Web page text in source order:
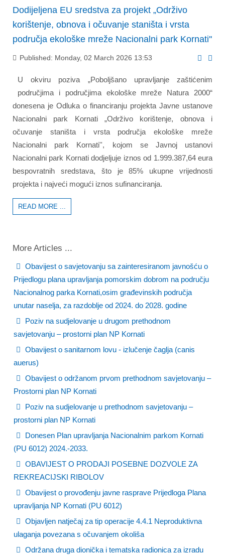
Dodijeljena EU sredstva za projekt „Održivo
korištenje, obnova i očuvanje staništa i vrsta
područja ekološke mreže Nacionalni park Kornati''
Published: Monday, 02 March 2026 13:53
U okviru poziva „Poboljšano upravljanje zaštićenim
područjima i područjima ekološke mreže Natura 2000“
donesena je Odluka o financiranju projekta Javne ustanove
Nacionalni park Kornati „Održivo korištenje, obnova i
očuvanje staništa i vrsta područja ekološke mreže
Nacionalni park Kornati'', kojom se Javnoj ustanovi
Nacionalni park Kornati dodjeljuje iznos od 1.999.387,64 eura
bespovratnih sredstava, što je 85% ukupne vrijednosti
projekta i najveći mogući iznos sufinanciranja.
READ MORE ...
More Articles ...
Obavijest o savjetovanju sa zainteresiranom javnošću o
Prijedlogu plana upravljanja pomorskim dobrom na području
Nacionalnog parka Kornati,osim građevinskih područja
unutar naselja, za razdoblje od 2024. do 2028. godine
Poziv na sudjelovanje u drugom prethodnom
savjetovanju – prostorni plan NP Kornati
Obavijest o sanitarnom lovu - izlučenje čaglja (canis
auerus)
Obavijest o održanom prvom prethodnom savjetovanju –
Prostorni plan NP Kornati
Poziv na sudjelovanje u prethodnom savjetovanju –
prostorni plan NP Kornati
Donesen Plan upravljanja Nacionalnim parkom Kornati
(PU 6012) 2024.-2033.
OBAVIJEST O PRODAJI POSEBNE DOZVOLE ZA
REKREACIJSKI RIBOLOV
Obavijest o provođenju javne rasprave Prijedloga Plana
upravljanja NP Kornati (PU 6012)
Objavljen natječaj za tip operacije 4.4.1 Neproduktivna
ulaganja povezana s očuvanjem okoliša
Održana druga dionička i tematska radionica za izradu